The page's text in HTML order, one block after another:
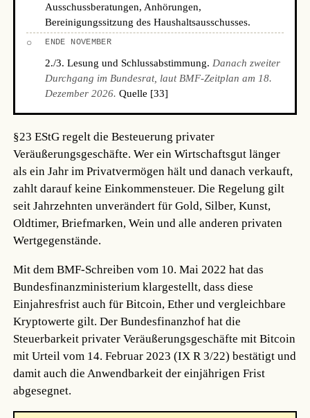
Ausschussberatungen, Anhörungen,
Bereinigungssitzung des Haushaltsausschusses.
○ ENDE NOVEMBER
2./3. Lesung und Schlussabstimmung. Danach zweiter
Durchgang im Bundesrat, laut BMF-Zeitplan am 18.
Dezember 2026. Quelle [33]
§23 EStG regelt die Besteuerung privater
Veräußerungsgeschäfte. Wer ein Wirtschaftsgut länger
als ein Jahr im Privatvermögen hält und danach verkauft,
zahlt darauf keine Einkommensteuer. Die Regelung gilt
seit Jahrzehnten unverändert für Gold, Silber, Kunst,
Oldtimer, Briefmarken, Wein und alle anderen privaten
Wertgegenstände.
Mit dem BMF-Schreiben vom 10. Mai 2022 hat das
Bundesfinanzministerium klargestellt, dass diese
Einjahresfrist auch für Bitcoin, Ether und vergleichbare
Kryptowerte gilt. Der Bundesfinanzhof hat die
Steuerbarkeit privater Veräußerungsgeschäfte mit Bitcoin
mit Urteil vom 14. Februar 2023 (IX R 3/22) bestätigt und
damit auch die Anwendbarkeit der einjährigen Frist
abgesegnet.